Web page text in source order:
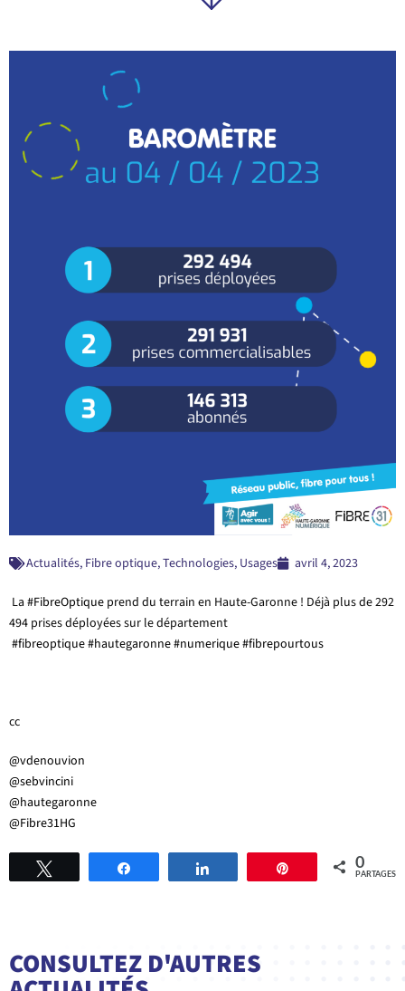
BAROMÈTRE AU 4 AVRIL 2023
Actualités, Fibre optique,Technologies, Usages avril 4, 2023
La #FibreOptique prend du terrain en Haute-Garonne ! Déjà plus de 292
494 prises déployées sur le département
#fibreoptique#hautegaronne#numerique#fibrepourtous
cc
@vdenouvion
@sebvincini
@hautegaronne
@Fibre31HG
Épingle 0
PARTAGES
CONSULTEZ D'AUTRES